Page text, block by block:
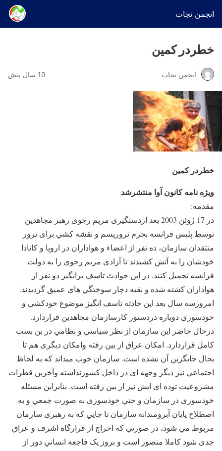
انجمن نجات
خطردر کمين
انجمن نجات 19 سال پیش
خطردر کمين
ويژه نامه کانون آوا منتشرشد
مقدمه:
در 17 ژوئن 2003 بعد ازدستگيری مريم رجوی رهبر مجاهدين
توسط پليس فرانسه بجرم تروريسم و نقشه کشي برای ترور
منتقدان سازمان، ده نفر از اعضاء و هواداران در اروپا و کانادا
خودشان را به آتش کشيدند تا آزادی مريم رجوی را به دولت
فرانسه تحميل کنند. در اين حوادث تاسف برانگيز دو نفر از
هواداران کشته شده و بقيه دچار سوختگي های عميق گرديدند.
امروزسه سال بعد اين حادثه تاسف انگيز موضوع خودکشي و
خودسوزی دوباره دردستور کارسازمان مجاهدين قراردارد.
درحال حاضر اين سازمان از نظر سياسي و نظامي در بن بست
کامل قراردارد. امکان عراق از بين رفته وامکان ديگری هم تا
بحال جايگزين آن نشده است. سازمان خوب ميداند که به لحاظ
اجتماعي نيز ديگر وجهه ای در داخل کشورنداشته وآخرين قطرات
مشروعيت توده ای ايش نيز از بين رفته است. بنابراين مسئله
خودسوزی در سازمان و حتي خودسوزی به صورت جمعي و به
اصطلاح پايان آبرومندانه سازمان تا جايي که به رهبری سازمان
مربوط مي شود، در صورتي که اخراج از قرارگاه اشرف و عراق
جدی شود کاملا متصور است و بروز يک فاجعه انساني دور از